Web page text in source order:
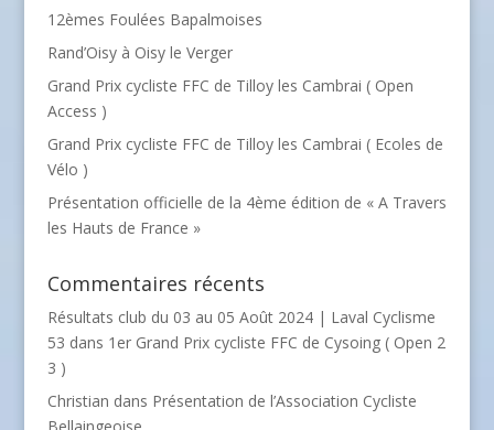
12èmes Foulées Bapalmoises
Rand’Oisy à Oisy le Verger
Grand Prix cycliste FFC de Tilloy les Cambrai ( Open
Access )
Grand Prix cycliste FFC de Tilloy les Cambrai ( Ecoles de
Vélo )
Présentation officielle de la 4ème édition de « A Travers
les Hauts de France »
Commentaires récents
Résultats club du 03 au 05 Août 2024 | Laval Cyclisme
53 dans 1er Grand Prix cycliste FFC de Cysoing ( Open 2
3 )
Christian dans Présentation de l’Association Cycliste